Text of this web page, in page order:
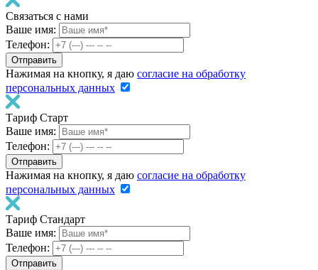
Связаться с нами
Ваше имя:
Телефон:
Нажимая на кнопку, я даю согласие на обработку
персональных данных
Тариф Старт
Ваше имя:
Телефон:
Нажимая на кнопку, я даю согласие на обработку
персональных данных
Тариф Стандарт
Ваше имя:
Телефон: